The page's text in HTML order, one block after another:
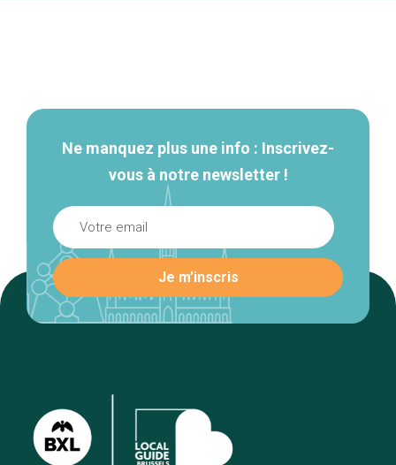
Ne manquez plus une info : Inscrivez-
vous à notre newsletter !